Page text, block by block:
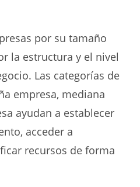
por su tamaño
la estructura y el nivel
Las categorías de
empresa, mediana
ayudan a establecer
acceder a
recursos de forma